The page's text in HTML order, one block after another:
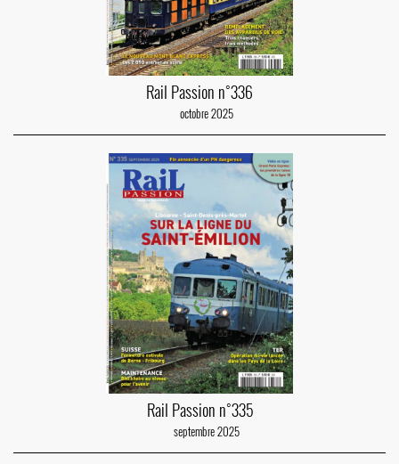
Rail Passion n°336
octobre 2025
Rail Passion n°335
septembre 2025